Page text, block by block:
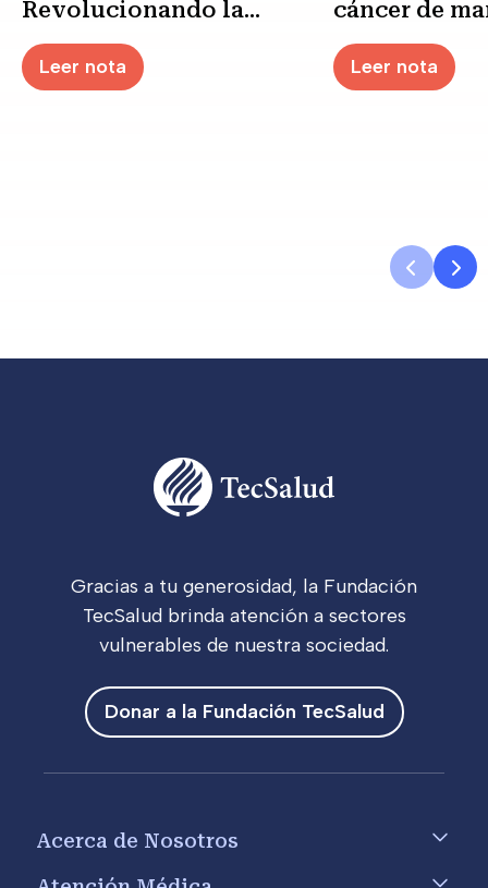
Revolucionando la
cirugía de tumores
cerebrales
Leer nota
cáncer de
negativo?
Leer nota
Gracias a tu generosidad, la Fundación
TecSalud brinda atención a sectores
vulnerables de nuestra sociedad.
Donar a la Fundación TecSalud
Acerca de Nosotros